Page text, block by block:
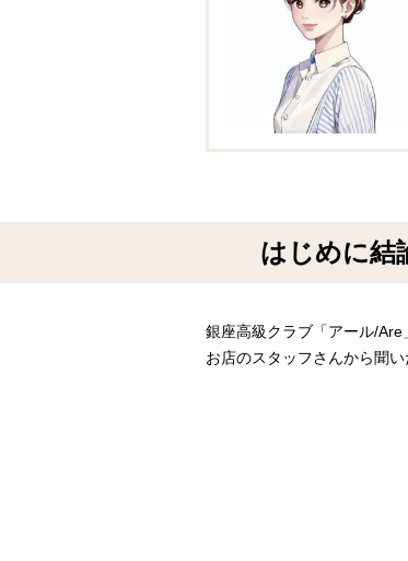
はじめに結
銀座高級クラブ「アール/
お店のスタッフさんから聞